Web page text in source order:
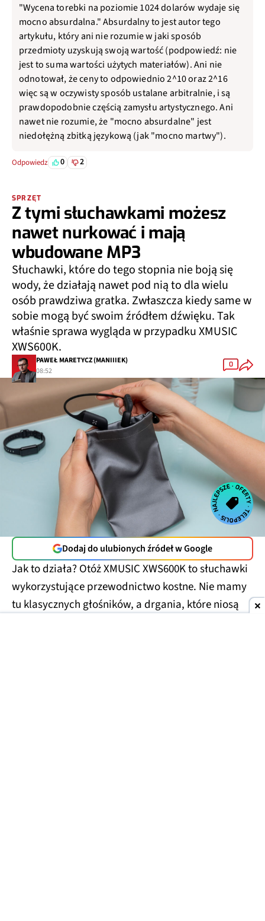
"Wycena torebki na poziomie 1024 dolarów wydaje się
mocno absurdalna." Absurdalny to jest autor tego
artykułu, który ani nie rozumie w jaki sposób
przedmioty uzyskują swoją wartość (podpowiedź: nie
jest to suma wartości użytych materiałów). Ani nie
odnotował, że ceny to odpowiednio 2^10 oraz 2^16
więc są w oczywisty sposób ustalane arbitralnie, i są
prawdopodobnie częścią zamysłu artystycznego. Ani
nawet nie rozumie, że "mocno absurdalne" jest
niedołężną zbitką językową (jak "mocno martwy").
Odpowiedz 0 2
SPRZĘT
Z tymi słuchawkami możesz
nawet nurkować i mają
wbudowane MP3
Słuchawki, które do tego stopnia nie boją się
wody, że działają nawet pod nią to dla wielu
osób prawdziwa gratka. Zwłaszcza kiedy same w
sobie mogą być swoim źródłem dźwięku. Tak
właśnie sprawa wygląda w przypadku XMUSIC
XWS600K.
PAWEŁ MARETYCZ (MANIIIEK)
08:52
0
Dodaj do ulubionych źródeł w Google
Jak to działa? Otóż XMUSIC XWS600K to słuchawki
wykorzystujące przewodnictwo kostne. Nie mamy
tu klasycznych głośników, a drgania, które niosą